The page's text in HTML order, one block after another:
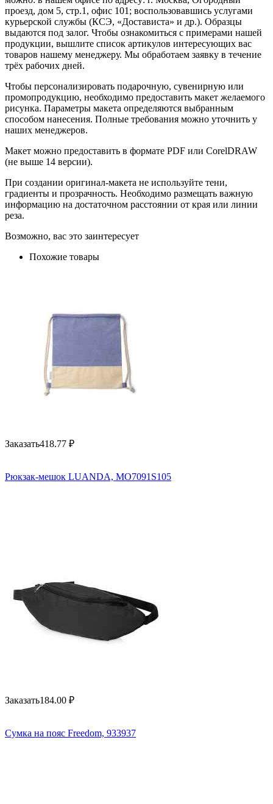
проезд, дом 5, стр.1, офис 101; воспользовавшись услугами
курьерской службы (КСЭ, «Достависта» и др.). Образцы
выдаются под залог. Чтобы ознакомиться с примерами нашей
продукции, вышлите список артикулов интересующих вас
товаров нашему менеджеру. Мы обработаем заявку в течение
трёх рабочих дней.
Чтобы персонализировать подарочную, сувенирную или
промопродукцию, необходимо предоставить макет желаемого
рисунка. Параметры макета определяются выбранным
способом нанесения. Полные требования можно уточнить у
наших менеджеров.
Макет можно предоставить в формате PDF или CorelDRAW
(не выше 14 версии).
При создании оригинал-макета не используйте тени,
градиенты и прозрачность. Необходимо размещать важную
информацию на достаточном расстоянии от края или линии
реза.
Возможно, вас это заинтересует
Похожие товары
Заказать418.77 ₽
Рюкзак-мешок LUANDA, MO7091S105
Заказать184.00 ₽
Сумка на пояс Freedom, 933937